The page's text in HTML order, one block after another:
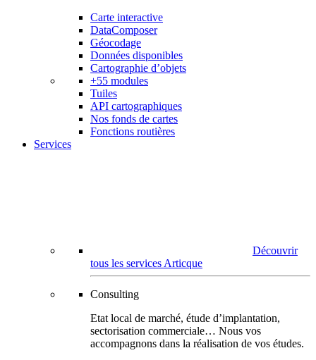
Carte interactive
DataComposer
Géocodage
Données disponibles
Cartographie d’objets
+55 modules
Tuiles
API cartographiques
Nos fonds de cartes
Fonctions routières
Services
Découvrir
tous les services Articque
Consulting
Etat local de marché, étude d’implantation,
sectorisation commerciale… Nous vos
accompagnons dans la réalisation de vos études.